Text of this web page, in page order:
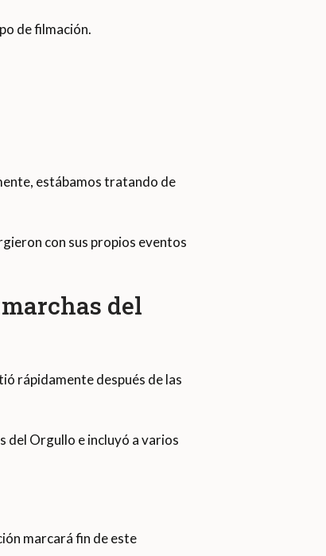
de filmación.
estábamos tratando de
con sus propios eventos
del
rápidamente después de las
del Orgullo e incluyó a varios
marcará fin de este